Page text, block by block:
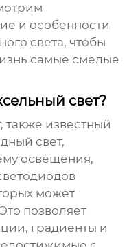
и особенности
света, чтобы
самые смелые
свет?
, также известный
свет,
освещения,
может
позволяет
градиенты и